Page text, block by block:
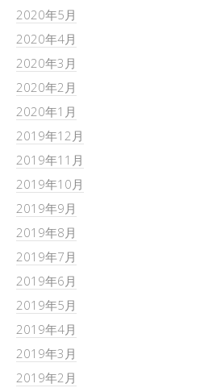
2020年5月
2020年4月
2020年3月
2020年2月
2020年1月
2019年12月
2019年11月
2019年10月
2019年9月
2019年8月
2019年7月
2019年6月
2019年5月
2019年4月
2019年3月
2019年2月